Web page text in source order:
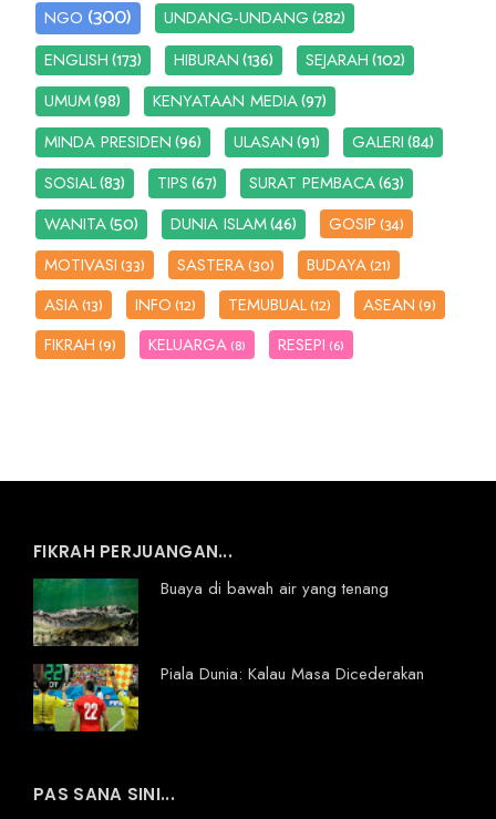
NGO (300) UNDANG-UNDANG(282)
ENGLISH(173) HIBURAN(136) SEJARAH(102)
UMUM(98) KENYATAAN MEDIA(97)
MINDA PRESIDEN(96) ULASAN(91) GALERI(84)
SOSIAL(83) TIPS(67) SURAT PEMBACA(63)
WANITA(50) DUNIA ISLAM(46) GOSIP(34)
MOTIVASI(33) SASTERA(30) BUDAYA(21)
ASIA(13) INFO(12) TEMUBUAL(12) ASEAN(9)
FIKRAH(9) KELUARGA (8) RESEPI (6)
FIKRAH PERJUANGAN...
Buaya di bawah air yang tenang
Piala Dunia: Kalau Masa Dicederakan
PAS SANA SINI...